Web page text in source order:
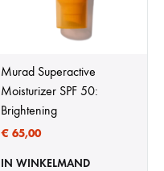
Murad Superactive
Moisturizer SPF 50:
Brightening
€ 65,00
IN WINKELMAND